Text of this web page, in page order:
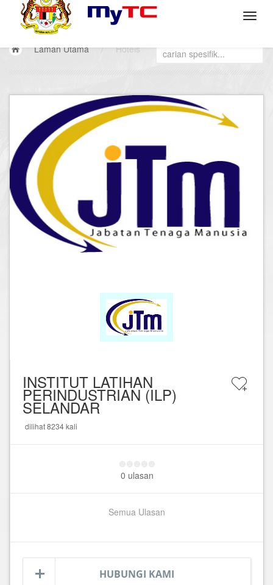
Laman Utama / Hotels
INSTITUT LATIHAN
PERINDUSTRIAN (ILP)
SELANDAR
dilihat 8234 kali
0 ulasan
Semua Ulasan
HUBUNGI KAMI